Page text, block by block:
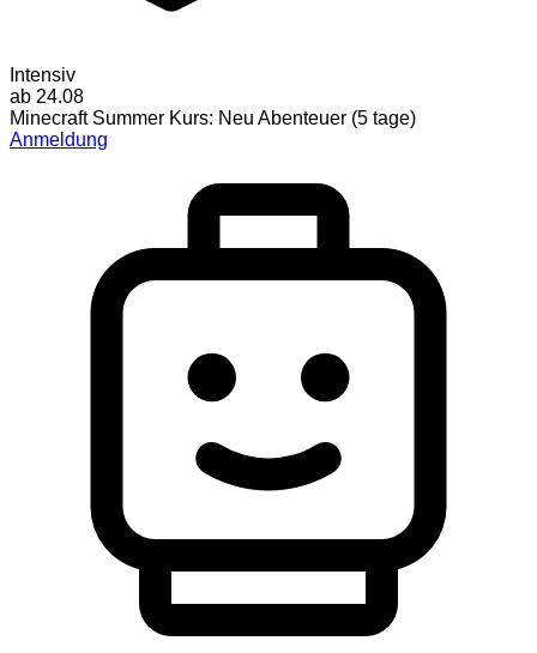
Intensiv
ab 24.08
Minecraft Summer Kurs: Neu Abenteuer (5 tage)
Anmeldung